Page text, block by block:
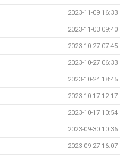
2023-11-09 16:33
2023-11-03 09:40
2023-10-27 07:45
2023-10-27 06:33
2023-10-24 18:45
2023-10-17 12:17
2023-10-17 10:54
2023-09-30 10:36
2023-09-27 16:07